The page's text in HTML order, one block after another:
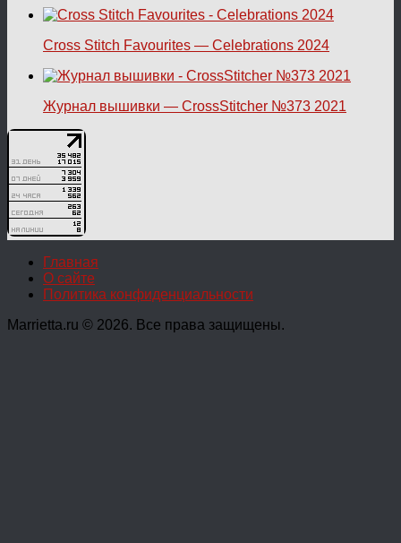
Cross Stitch Favourites — Celebrations 2024
Журнал вышивки — CrossStitcher №373 2021
Главная
О сайте
Политика конфиденциальности
Marrietta.ru © 2026. Все права защищены.